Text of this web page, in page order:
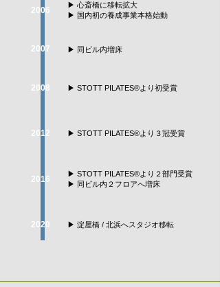
2006
2007
2008
2012
2016
2020
▶ 心斎橋に移転拡大
▶ 国内初の養成事業本格始動
▶ 同ビル内増床
▶ STOTT PILATES®より初受賞
▶ STOTT PILATES®より３冠受賞
▶ STOTT PILATES®より２部門受賞
▶ 同ビル内２フロアへ増床
▶ 淀屋橋 / 北浜へスタジオ移転